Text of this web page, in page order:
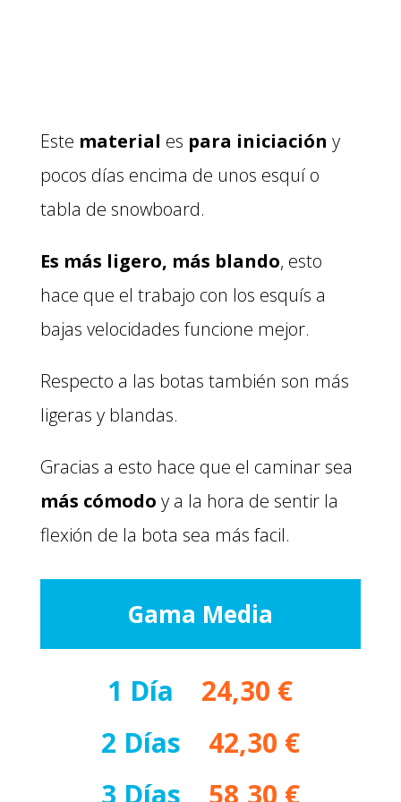
Este material es para iniciación y
pocos días encima de unos esquí o
tabla de snowboard.
Es más ligero, más blando, esto
hace que el trabajo con los esquís a
bajas velocidades funcione mejor.
Respecto a las botas también son más
ligeras y blandas.
Gracias a esto hace que el caminar sea
más cómodo y a la hora de sentir la
flexión de la bota sea más facil.
Gama Media
1 Día
24,30 €
2 Días
42,30 €
3 Días
58,30 €